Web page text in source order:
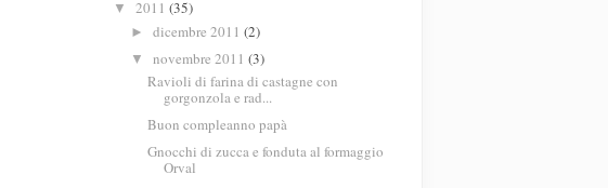
▼ 2011 (35)
► dicembre 2011 (2)
▼ novembre 2011 (3)
Ravioli di farina di castagne con
gorgonzola e rad...
Buon compleanno papà
Gnocchi di zucca e fonduta al formaggio
Orval